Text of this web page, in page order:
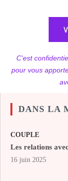
C'est
pour vous
DANS LA
COUPLE
Les relations
16 juin 2025